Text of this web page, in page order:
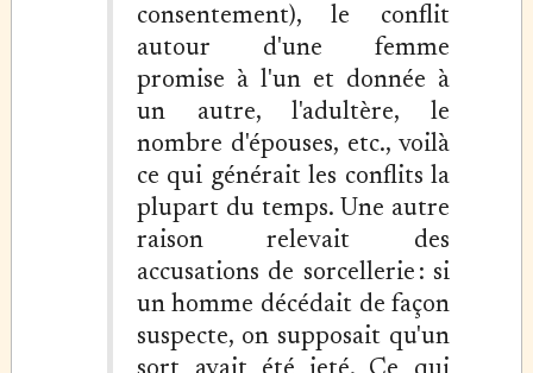
consentement), le conflit
autour d'une femme
promise à l'un et donnée à
un autre, l'adultère, le
nombre d'épouses, etc., voilà
ce qui générait les conflits la
plupart du temps. Une autre
raison relevait des
accusations de sorcellerie : si
un homme décédait de façon
suspecte, on supposait qu'un